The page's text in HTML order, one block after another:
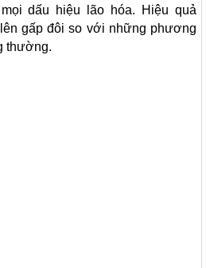
dấu hiệu lão hóa. Hiệu quả
gấp đôi so với những phương
thường.